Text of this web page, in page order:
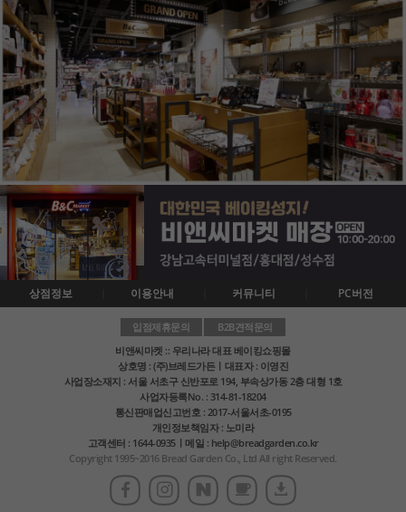
상점정보 이용안내 커뮤니티 PC버전
입점제휴문의
B2B견적문의
비앤씨마켓 :: 우리나라 대표 베이킹쇼핑몰
상호명 : (주)브레드가든ㅣ대표자 : 이영진
사업장소재지 : 서울 서초구 신반포로 194, 부속상가동 2층 대형 1호
사업자등록No. : 314-81-18204
통신판매업신고번호 : 2017-서울서초-0195
개인정보책임자 : 노미라
고객센터 : 1644-0935ㅣ메일 : help@breadgarden.co.kr
Copyright 1995~2016 Bread Garden Co., Ltd All right Reserved.